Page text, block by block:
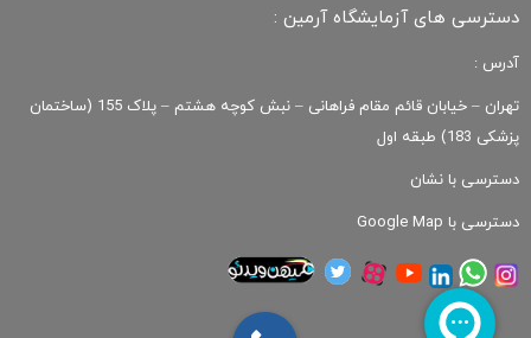
دسترسی های آزمایشگاه آرمین :
آدرس :
تهران – خیابان قائم مقام فراهانی – نبش کوچه هشتم – پلاک 155 (ساختمان
پزشکی 183) طبقه اول
دسترسی با نشان
دسترسی با Google Map